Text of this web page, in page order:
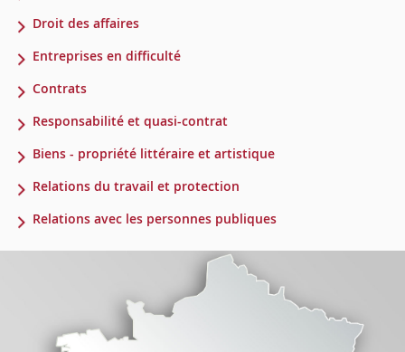
Droit des affaires
Entreprises en difficulté
Contrats
Responsabilité et quasi-contrat
Biens - propriété littéraire et artistique
Relations du travail et protection
Relations avec les personnes publiques